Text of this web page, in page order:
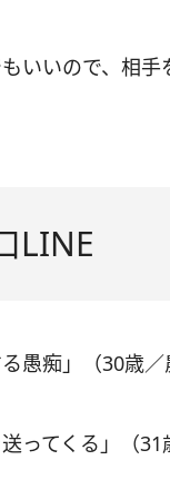
もいいので、相
LINE
愚痴」（30歳
ってくる」（